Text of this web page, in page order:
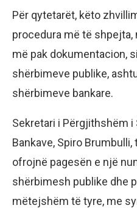
Për qytetarët, këto
procedura më të
më pak dokumentacion,
shërbimeve publike,
shërbimeve bankare.
Sekretari i Përgjithshëm
Bankave, Spiro
ofrojnë pagesën e një
shërbimesh publike dhe
mëtejshëm të tyre, me